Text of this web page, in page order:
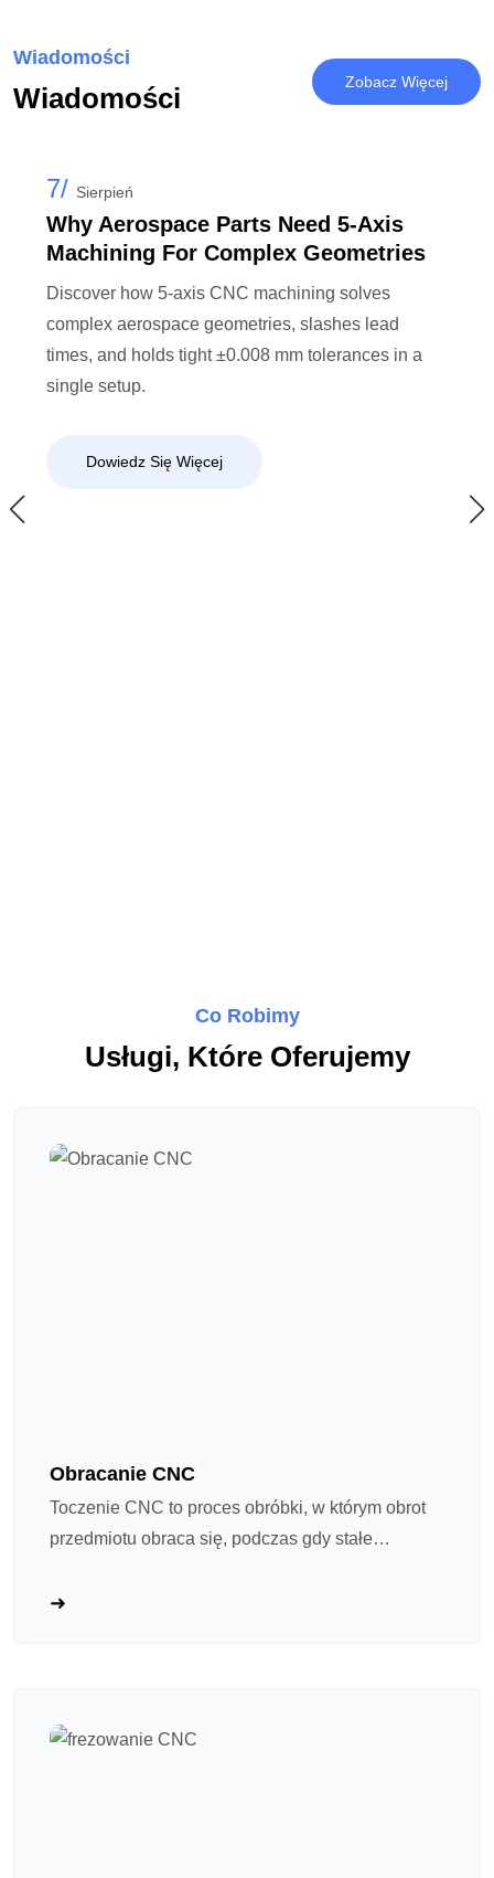
Wiadomości
Wiadomości Zobacz Więcej
7/ Sierpień
Why Aerospace Parts Need 5-Axis
Machining For Complex Geometries
Discover how 5-axis CNC machining solves
complex aerospace geometries, slashes lead
times, and holds tight ±0.008 mm tolerances in a
single setup.
Dowiedz Się Więcej
Co Robimy
Usługi, Które Oferujemy
Obracanie CNC
Toczenie CNC to proces obróbki, w którym obrot
przedmiotu obraca się, podczas gdy stałe
o „zaawansowanej tokarki ceramicznej”:
Idealny dla wału i części obrotowych.